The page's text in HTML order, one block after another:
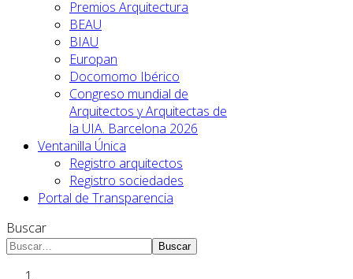
Premios Arquitectura
BEAU
BIAU
Europan
Docomomo Ibérico
Congreso mundial de
Arquitectos y Arquitectas de
la UIA. Barcelona 2026
Ventanilla Única
Registro arquitectos
Registro sociedades
Portal de Transparencia
Buscar
Buscar